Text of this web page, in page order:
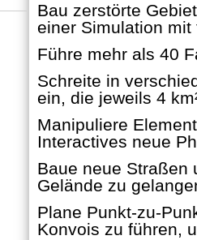
Bau zerstörte
einer Simulation
Führe mehr als 40
Schreite in
ein, die jeweils 4
Manipuliere
Interactives neue
Baue neue Straßen
Gelände zu
Plane Punkt-zu-
Konvois zu führen,